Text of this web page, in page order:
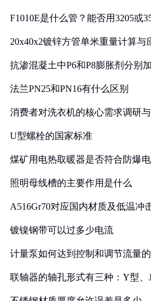
F1010E是什么管？能否用3205或
20x40x2镀锌方管单米重量计算与
抗渗混凝土中P6和P8膨胀剂分别
法兰PN25和PN16有什么区别
消费者对洗衣机的核心需求调研
U型螺栓的国家标准
煤矿用电热取暖器是否符合防爆
照明母线槽的主要作用是什么
A516Gr70对应国内材质及低温冲
镀镍钢带可以过多少电流
计量泵如何达到控制和调节流量
联轴器的轴孔形式有三种：Y型、